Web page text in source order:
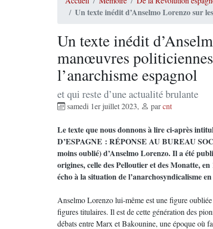
Un texte inédit d’Anselmo Lorenzo sur
Un texte inédit
manœuvres
l’anarchisme espagnol
et qui reste d’une actualité brulante
samedi 1er juillet 2023, parcnt
Le texte que nous donnons à lire ci-après
D’ESPAGNE : RÉPONSE AU BUREAU
moins oublié) d’Anselmo Lorenzo. Il a été
origines, celle des Pelloutier et des Monatte,
écho à la situation de l’anarchosyndicalisme
Anselmo Lorenzo lui-même est une figure
figures titulaires. Il est de cette génération des
débats entre Marx et Bakounine, une époque où